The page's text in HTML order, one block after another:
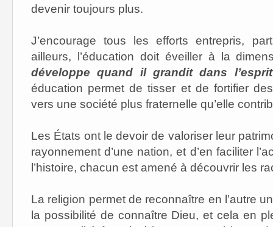
devenir toujours plus.
J’encourage tous les efforts entrepris,
ailleurs, l’éducation doit éveiller à la
développe quand il grandit dans
éducation permet de tisser et de fortifier
vers une société plus fraternelle qu’elle
Les États ont le devoir de valoriser leur
rayonnement d’une nation, et d’en faciliter
l’histoire, chacun est amené à découvrir les
La religion permet de reconnaître en l’autre
la possibilité de connaître Dieu, et cela en